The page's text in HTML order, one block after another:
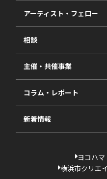
2027年度
2026年度
2025年度
2024年度
2023年度
過去の採択一覧
アーティスト・フェロー
相談
視察・ヒアリング・研究
相談依頼フォーム
主催・共催事業
コラム・レポート
新着情報
ヨコハマ
横浜市クリエ